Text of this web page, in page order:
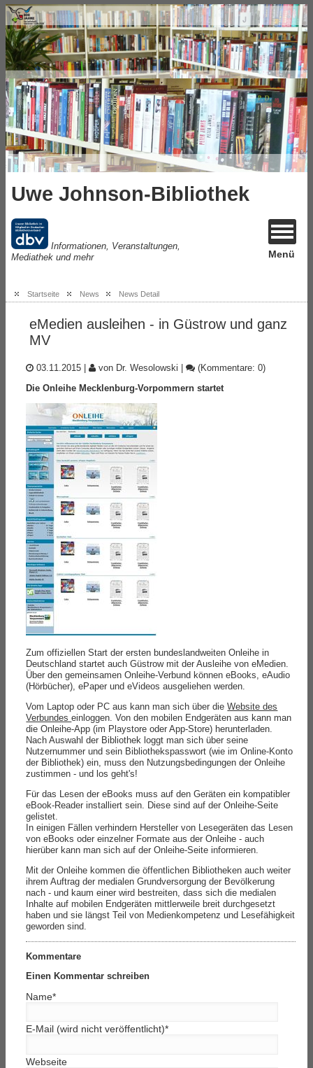
Uwe Johnson-Bibliothek
Informationen, Veranstaltungen,
Mediathek und mehr
Menü
Startseite News News Detail
eMedien ausleihen - in Güstrow und ganz
MV
03.11.2015 | von Dr. Wesolowski |
(Kommentare: 0)
Die Onleihe Mecklenburg-Vorpommern startet
Zum offiziellen Start der ersten bundeslandweiten Onleihe in
Deutschland startet auch Güstrow mit der Ausleihe von eMedien.
Über den gemeinsamen Onleihe-Verbund können eBooks, eAudio
(Hörbücher), ePaper und eVideos ausgeliehen werden.
Vom Laptop oder PC aus kann man sich über dieWebsite des
Verbundeseinloggen. Von den mobilen Endgeräten aus kann man
die Onleihe-App (im Playstore oder App-Store) herunterladen.
Nach Auswahl der Bibliothek loggt man sich über seine
Nutzernummer und sein Bibliothekspasswort (wie im Online-Konto
der Bibliothek) ein, muss den Nutzungsbedingungen der Onleihe
zustimmen - und los geht's!
Für das Lesen der eBooks muss auf den Geräten ein kompatibler
eBook-Reader installiert sein. Diese sind auf der Onleihe-Seite
gelistet.
In einigen Fällen verhindern Hersteller von Lesegeräten das Lesen
von eBooks oder einzelner Formate aus der Onleihe - auch
hierüber kann man sich auf der Onleihe-Seite informieren.
Mit der Onleihe kommen die öffentlichen Bibliotheken auch weiter
ihrem Auftrag der medialen Grundversorgung der Bevölkerung
nach - und kaum einer wird bestreiten, dass sich die medialen
Inhalte auf mobilen Endgeräten mittlerweile breit durchgesetzt
haben und sie längst Teil von Medienkompetenz und Lesefähigkeit
geworden sind.
Kommentare
Einen Kommentar schreiben
Name*
E-Mail (wird nicht veröffentlicht)*
Webseite